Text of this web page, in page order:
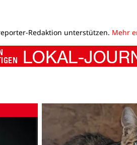
Redaktion unterstützen. Mehr